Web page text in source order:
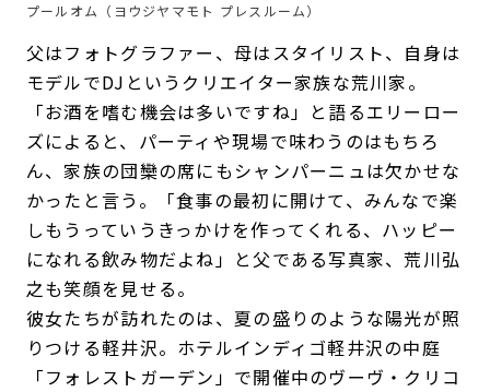
プールオム（ヨウジヤマモト プレスルーム）
父はフォトグラファー、母はスタイリスト、自身は
モデルでDJというクリエイター家族な荒川家。
「お酒を嗜む機会は多いですね」と語るエリーロー
ズによると、パーティや現場で味わうのはもちろ
ん、家族の団欒の席にもシャンパーニュは欠かせな
かったと言う。「食事の最初に開けて、みんなで楽
しもうっていうきっかけを作ってくれる、ハッピー
になれる飲み物だよね」と父である写真家、荒川弘
之も笑顔を見せる。
彼女たちが訪れたのは、夏の盛りのような陽光が照
りつける軽井沢。ホテルインディゴ軽井沢の中庭
「フォレストガーデン」で開催中のヴーヴ・クリコ